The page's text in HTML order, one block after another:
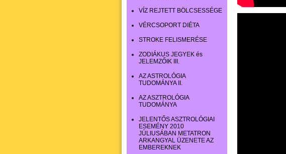
VÍZ REJTETT BÖLCSESSÉGE
VÉRCSOPORT DIÉTA
STROKE FELISMERÉSE
ZODIÁKUS JEGYEK és
JELEMZŐIK III.
AZ ASTROLÓGIA
TUDOMÁNYA II.
AZ ASZTROLÓGIA
TUDOMÁNYA
JELENTŐS ASZTROLÓGIAI
ESEMÉNY 2010
JÚLIUSÁBAN METATRON
ARKANGYAL ÜZENETE AZ
EMBEREKNEK